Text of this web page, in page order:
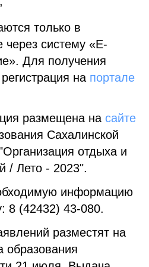
только в
систему «Е-
Для получения
на портале
размещена на сайте
Сахалинской
отдыха и
/ Лето - 2023".
информацию
8 (42432) 43-080.
разместят на
образования